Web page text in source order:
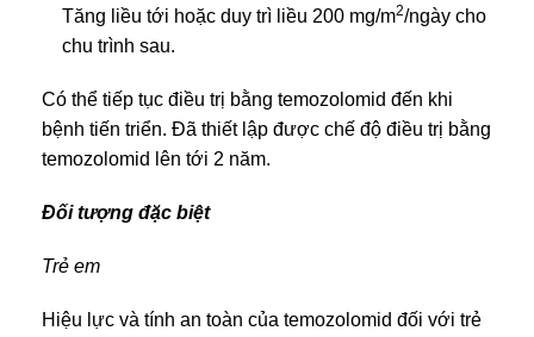
Tăng liều tới hoặc duy trì liều 200 mg/m2/ngày cho
chu trình sau.
Có thể tiếp tục điều trị bằng temozolomid đến khi
bệnh tiến triển. Đã thiết lập được chế độ điều trị bằng
temozolomid lên tới 2 năm.
Đối tượng đặc biệt
Trẻ em
Hiệu lực và tính an toàn của temozolomid đối với trẻ